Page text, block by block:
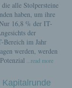
die alle Stolpersteine
haben, um ihre
16,8 % der IT-
der
Bereich im Jahr
werden, werden
...read more
Kapitalrunde